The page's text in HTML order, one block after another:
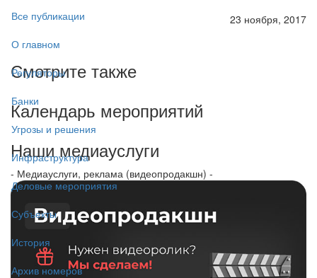
Все публикации
О главном
Регуляторы
Банки
Угрозы и решения
Инфраструктура
Деловые мероприятия
Субъекты
История
Архив номеров
23 ноября, 2017
Смотрите также
Календарь мероприятий
Наши медиауслуги
- Медиауслуги, реклама (видеопродакшн) -